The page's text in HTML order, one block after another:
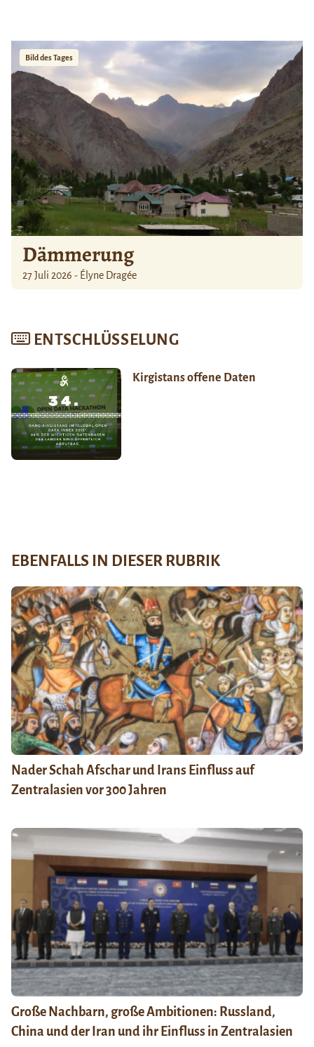
Bild des Tages
Dämmerung
27 Juli 2026 - Élyne Dragée
ENTSCHLÜSSELUNG
Kirgistans offene Daten
EBENFALLS IN DIESER RUBRIK
Nader Schah Afschar und Irans Einfluss auf
Zentralasien vor 300 Jahren
Große Nachbarn, große Ambitionen: Russland,
China und der Iran und ihr Einfluss in Zentralasien